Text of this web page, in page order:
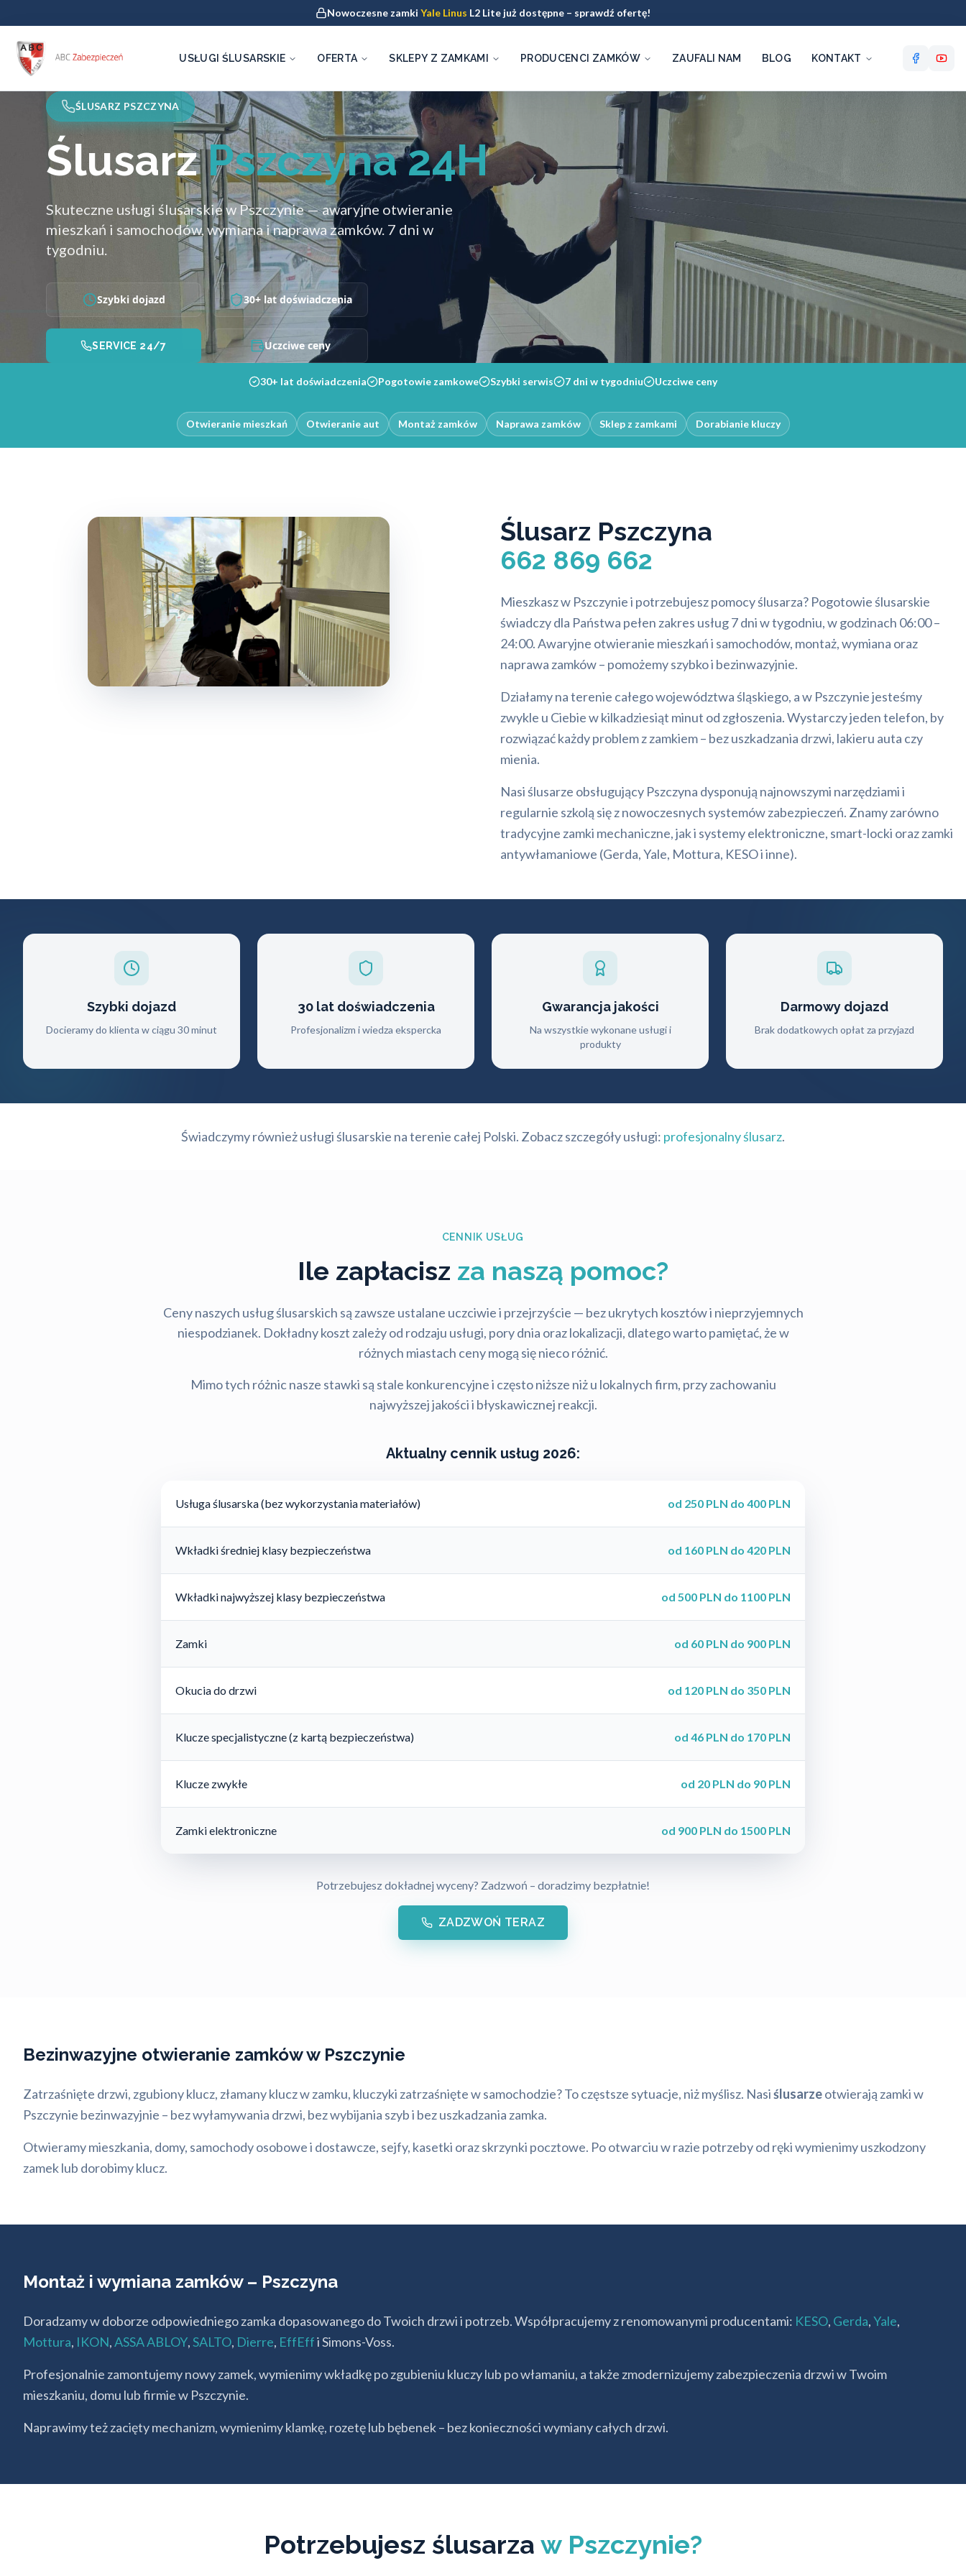
Nowoczesne zamki Yale Linus L2 Lite już dostępne – sprawdź ofertę!
USŁUGI ŚLUSARSKIE OFERTA SKLEPY Z ZAMKAMI PRODUCENCI ZAMKÓW ZAUFALI NAM BLOG KONTAKT
ŚLUSARZ PSZCZYNA
ŚlusarzPszczyna 24H
Skuteczne usługi ślusarskie w Pszczynie — awaryjne otwieranie
mieszkań i samochodów, wymiana i naprawa zamków. 7 dni w
tygodniu.
Szybki dojazd 30+ lat doświadczenia
SERVICE 24/7 Uczciwe ceny
30+ lat doświadczenia Pogotowie zamkowe Szybki serwis 7 dni w tygodniu Uczciwe ceny
Otwieranie mieszkań Otwieranie aut Montaż zamków Naprawa zamków Sklep z zamkami Dorabianie kluczy
Ślusarz Pszczyna
662 869 662
Mieszkasz w Pszczynie i potrzebujesz pomocy ślusarza? Pogotowie ślusarskie
świadczy dla Państwa pełen zakres usług 7 dni w tygodniu, w godzinach 06:00 –
24:00. Awaryjne otwieranie mieszkań i samochodów, montaż, wymiana oraz
naprawa zamków – pomożemy szybko i bezinwazyjnie.
Działamy na terenie całego województwa śląskiego, a w Pszczynie jesteśmy
zwykle u Ciebie w kilkadziesiąt minut od zgłoszenia. Wystarczy jeden telefon, by
rozwiązać każdy problem z zamkiem – bez uszkadzania drzwi, lakieru auta czy
mienia.
Nasi ślusarze obsługujący Pszczyna dysponują najnowszymi narzędziami i
regularnie szkolą się z nowoczesnych systemów zabezpieczeń. Znamy zarówno
tradycyjne zamki mechaniczne, jak i systemy elektroniczne, smart-locki oraz zamki
antywłamaniowe (Gerda, Yale, Mottura, KESO i inne).
Szybki dojazd
Docieramy do klienta w ciągu 30 minut
30 lat doświadczenia
Profesjonalizm i wiedza ekspercka
Gwarancja jakości
Na wszystkie wykonane usługi i
produkty
Darmowy dojazd
Brak dodatkowych opłat za przyjazd
Świadczymy również usługi ślusarskie na terenie całej Polski. Zobacz szczegóły usługi: profesjonalny ślusarz.
CENNIK USŁUG
Ile zapłacisz za naszą pomoc?
Ceny naszych usług ślusarskich są zawsze ustalane uczciwie i przejrzyście — bez ukrytych kosztów i nieprzyjemnych
niespodzianek. Dokładny koszt zależy od rodzaju usługi, pory dnia oraz lokalizacji, dlatego warto pamiętać, że w
różnych miastach ceny mogą się nieco różnić.
Mimo tych różnic nasze stawki są stale konkurencyjne i często niższe niż u lokalnych firm, przy zachowaniu
najwyższej jakości i błyskawicznej reakcji.
Aktualny cennik usług 2026:
Usługa ślusarska (bez wykorzystania materiałów) od 250 PLN do 400 PLN
Wkładki średniej klasy bezpieczeństwa od 160 PLN do 420 PLN
Wkładki najwyższej klasy bezpieczeństwa od 500 PLN do 1100 PLN
Zamki od 60 PLN do 900 PLN
Okucia do drzwi od 120 PLN do 350 PLN
Klucze specjalistyczne (z kartą bezpieczeństwa) od 46 PLN do 170 PLN
Klucze zwykłe od 20 PLN do 90 PLN
Zamki elektroniczne od 900 PLN do 1500 PLN
Potrzebujesz dokładnej wyceny? Zadzwoń – doradzimy bezpłatnie!
ZADZWOŃ TERAZ
Bezinwazyjne otwieranie zamków w Pszczynie
Zatrzaśnięte drzwi, zgubiony klucz, złamany klucz w zamku, kluczyki zatrzaśnięte w samochodzie? To częstsze sytuacje, niż myślisz. Nasiślusarzeotwierają zamki w
Pszczynie bezinwazyjnie – bez wyłamywania drzwi, bez wybijania szyb i bez uszkadzania zamka.
Otwieramy mieszkania, domy, samochody osobowe i dostawcze, sejfy, kasetki oraz skrzynki pocztowe. Po otwarciu w razie potrzeby od ręki wymienimy uszkodzony
zamek lub dorobimy klucz.
Montaż i wymiana zamków – Pszczyna
Doradzamy w doborze odpowiedniego zamka dopasowanego do Twoich drzwi i potrzeb. Współpracujemy z renomowanymi producentami: KESO, Gerda,Yale,
Mottura, IKON,ASSA ABLOY,SALTO, Dierre, EffEffi Simons-Voss.
Profesjonalnie zamontujemy nowy zamek, wymienimy wkładkę po zgubieniu kluczy lub po włamaniu, a także zmodernizujemy zabezpieczenia drzwi w Twoim
mieszkaniu, domu lub firmie w Pszczynie.
Naprawimy też zacięty mechanizm, wymienimy klamkę, rozetę lub bębenek – bez konieczności wymiany całych drzwi.
Potrzebujesz ślusarza w Pszczynie?